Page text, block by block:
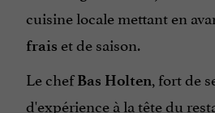
cuisine locale mettant en
frais et de saison.
Le chefBas Holten, fort de
d'expérience à la tête du